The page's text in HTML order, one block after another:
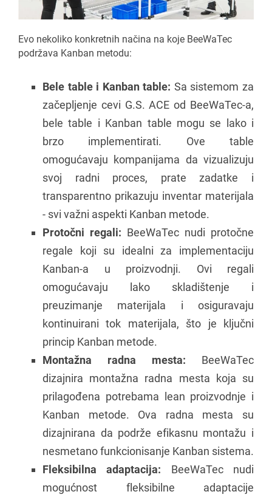
Evo nekoliko konkretnih načina na koje BeeWaTec
podržava Kanban metodu:
Bele table i Kanban table: Sa sistemom za
začepljenje cevi G.S. ACE od BeeWaTec-a,
bele table i Kanban table mogu se lako i
brzo implementirati. Ove table
omogućavaju kompanijama da vizualizuju
svoj radni proces, prate zadatke i
transparentno prikazuju inventar materijala
- svi važni aspekti Kanban metode.
Protočni regali: BeeWaTec nudi protočne
regale koji su idealni za implementaciju
Kanban-a u proizvodnji. Ovi regali
omogućavaju lako skladištenje i
preuzimanje materijala i osiguravaju
kontinuirani tok materijala, što je ključni
princip Kanban metode.
Montažna radna mesta: BeeWaTec
dizajnira montažna radna mesta koja su
prilagođena potrebama lean proizvodnje i
Kanban metode. Ova radna mesta su
dizajnirana da podrže efikasnu montažu i
nesmetano funkcionisanje Kanban sistema.
Fleksibilna adaptacija: BeeWaTec nudi
mogućnost fleksibilne adaptacije